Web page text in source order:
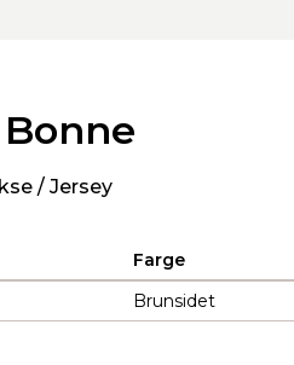
Bonne
/ Jersey
Farge
Brunsidet